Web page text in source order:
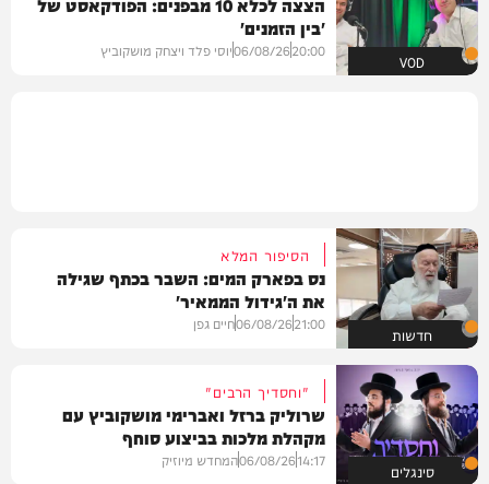
VOD
'בין הזמנים'
20:00
06/08/26יוסי פלד ויצחק מושקוביץ
חדשות
הסיפור המלא
נס בפארק המים: השבר בכתף שגילה
את ה'גידול הממאיר'
21:00
06/08/26חיים גפן
סינגלים
"וחסדיך הרבים"
שרוליק ברזל ואברימי מושקוביץ עם
מקהלת מלכות בביצוע סוחף
14:17
06/08/26המחדש מיוזיק